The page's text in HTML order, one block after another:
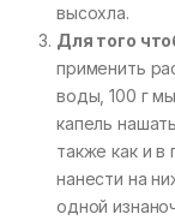
высохла.
Для того
применить
воды, 100 г
капель
также как и
нанести на
одной